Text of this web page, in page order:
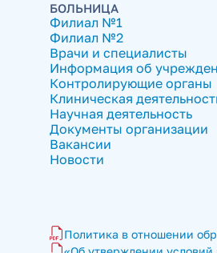
БОЛЬНИЦА
Филиал №1
Филиал №2
Врачи и специалисты
Информация об
Контролирующие органы
Клиническая
Научная деятельность
Документы организации
Вакансии
Новости
Политика в отношении